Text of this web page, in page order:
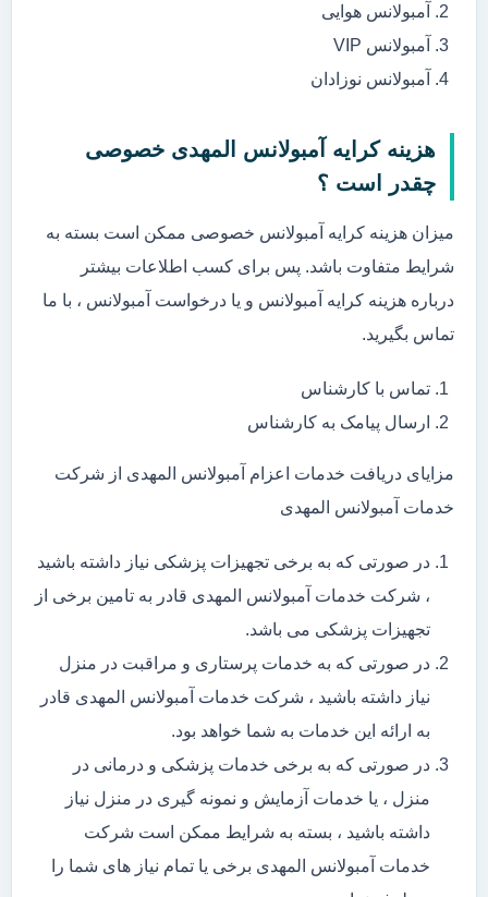
آمبولانس هوایی
آمبولانس VIP
آمبولانس نوزادان
هزینه کرایه آمبولانس المهدی خصوصی
چقدر است ؟
میزان هزینه کرایه آمبولانس خصوصی ممکن است بسته به
شرایط متفاوت باشد. پس برای کسب اطلاعات بیشتر
درباره هزینه کرایه آمبولانس و یا درخواست آمبولانس ، با ما
تماس بگیرید.
تماس با کارشناس
ارسال پیامک به کارشناس
مزایای دریافت خدمات اعزام آمبولانس المهدی از شرکت
خدمات آمبولانس المهدی
در صورتی که به برخی تجهیزات پزشکی نیاز داشته باشید
، شرکت خدمات آمبولانس المهدی قادر به تامین برخی از
تجهیزات پزشکی می باشد.
در صورتی که به خدمات پرستاری و مراقبت در منزل
نیاز داشته باشید ، شرکت خدمات آمبولانس المهدی قادر
به ارائه این خدمات به شما خواهد بود.
در صورتی که به برخی خدمات پزشکی و درمانی در
منزل ، یا خدمات آزمایش و نمونه گیری در منزل نیاز
داشته باشید ، بسته به شرایط ممکن است شرکت
خدمات آمبولانس المهدی برخی یا تمام نیاز های شما را